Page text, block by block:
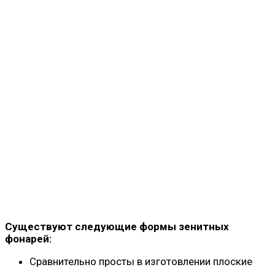
Существуют следующие формы зенитных
фонарей:
Сравнительно просты в изготовлении плоские